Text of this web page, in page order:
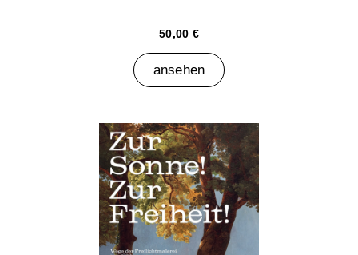
50,00 €
ansehen